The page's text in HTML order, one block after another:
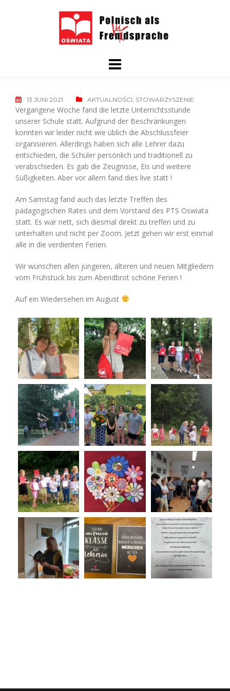
13 JUNI 2021 AKTUALNOŚCI, STOWARZYSZENIE
Vergangene Woche fand die letzte Unterrichtsstunde
unserer Schule statt. Aufgrund der Beschränkungen
konnten wir leider nicht wie üblich die Abschlussfeier
organisieren. Allerdings haben sich alle Lehrer dazu
entschieden, die Schüler persönlich und traditionell zu
verabschieden. Es gab die Zeugnisse, Eis und weitere
Süßigkeiten. Aber vor allem fand dies live statt !
Am Samstag fand auch das letzte Treffen des
pädagogischen Rates und dem Vorstand des PTS Oswiata
statt. Es war nett, sich diesmal direkt zu treffen und zu
unterhalten und nicht per Zoom. Jetzt gehen wir erst einmal
alle in die verdienten Ferien.
Wir wünschen allen jüngeren, älteren und neuen Mitgliedern
vom Frühstück bis zum Abendbrot schöne Ferien !
Auf ein Wiedersehen im August